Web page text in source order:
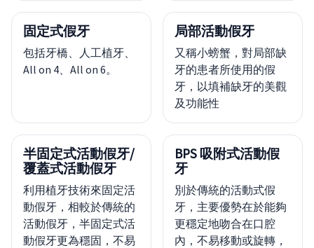
固定式假牙
包括牙橋、人工植牙、
All on 4、All on 6。
局部活動假牙
又稱小螃蟹，對局部缺
牙的患者所使用的假
牙，以填補缺牙的美觀
及功能性
半固定式活動假牙/
覆蓋式活動假牙
利用植牙技術來固定活
動假牙，相較於傳統的
活動假牙，半固定式活
動假牙更為穩固，不易
BPS 吸附式活動假
牙
別於傳統的活動式假
牙，主要優勢在於能夠
更穩定地吻合在口腔
內，不易移動或旋轉，